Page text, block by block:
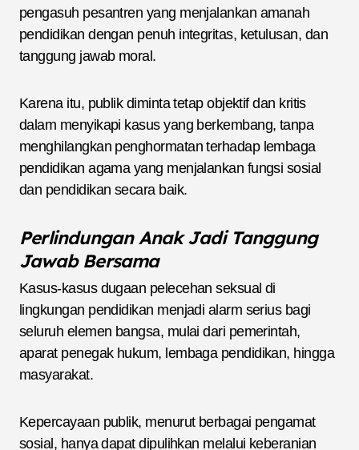
pengasuh pesantren yang menjalankan amanah
pendidikan dengan penuh integritas, ketulusan, dan
tanggung jawab moral.
Karena itu, publik diminta tetap objektif dan kritis
dalam menyikapi kasus yang berkembang, tanpa
menghilangkan penghormatan terhadap lembaga
pendidikan agama yang menjalankan fungsi sosial
dan pendidikan secara baik.
Perlindungan Anak Jadi Tanggung
Jawab Bersama
Kasus-kasus dugaan pelecehan seksual di
lingkungan pendidikan menjadi alarm serius bagi
seluruh elemen bangsa, mulai dari pemerintah,
aparat penegak hukum, lembaga pendidikan, hingga
masyarakat.
Kepercayaan publik, menurut berbagai pengamat
sosial, hanya dapat dipulihkan melalui keberanian